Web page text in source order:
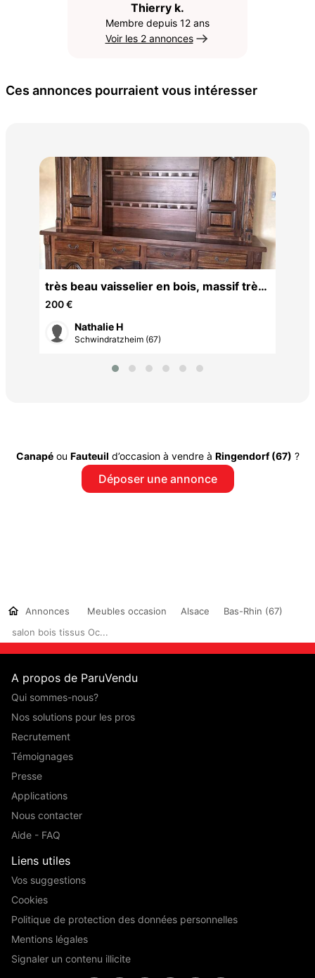
Thierry k.
Membre depuis 12 ans
Voir les 2 annonces
Ces annonces pourraient vous intéresser
très beau vaisselier en bois, massif très
beau vaisselier en bois, massif
200 €
Nathalie H
Schwindratzheim (67)
Canapéou Fauteuil d’occasion à vendre à Ringendorf (67) ?
Déposer une annonce
Annonces Meubles occasion Alsace
Bas-Rhin (67)
salon bois tissus Oc...
A propos de ParuVendu
Qui sommes-nous?
Nos solutions pour les pros
Recrutement
Témoignages
Presse
Applications
Nous contacter
Aide - FAQ
Liens utiles
Vos suggestions
Cookies
Politique de protection des données personnelles
Mentions légales
Signaler un contenu illicite